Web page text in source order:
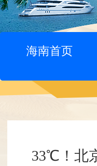
海南首页
33℃！北